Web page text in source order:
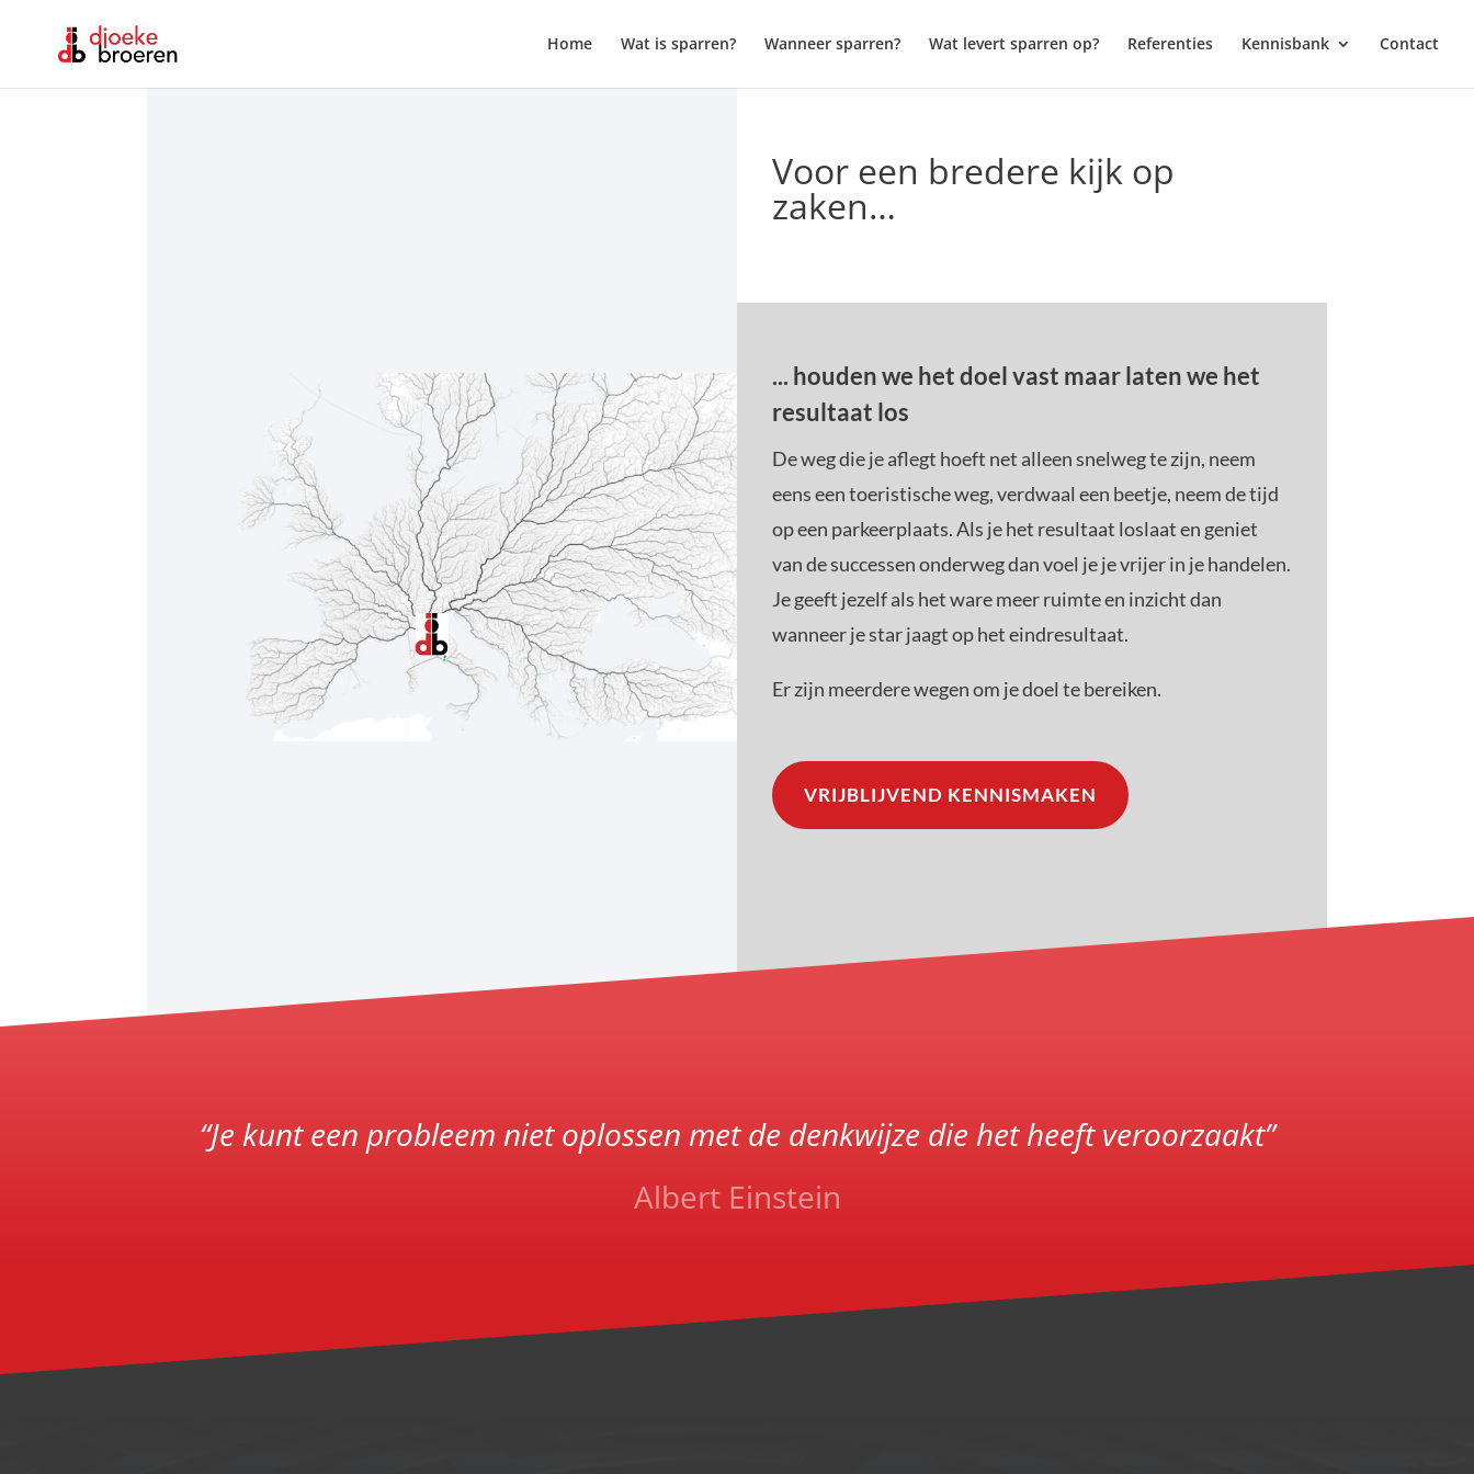
Home Wat is sparren? Wanneer sparren? Wat levert sparren op? Referenties Kennisbank Contact
Voor een bredere kijk op
zaken…
... houden we het doel vast maar laten we het
resultaat los
De weg die je aflegt hoeft net alleen snelweg te zijn, neem
eens een toeristische weg, verdwaal een beetje, neem de tijd
op een parkeerplaats. Als je het resultaat loslaat en geniet
van de successen onderweg dan voel je je vrijer in je handelen.
Je geeft jezelf als het ware meer ruimte en inzicht dan
wanneer je star jaagt op het eindresultaat.
Er zijn meerdere wegen om je doel te bereiken.
VRIJBLIJVEND KENNISMAKEN
“Je kunt een probleem niet oplossen met de denkwijze die het heeft veroorzaakt”
Albert Einstein